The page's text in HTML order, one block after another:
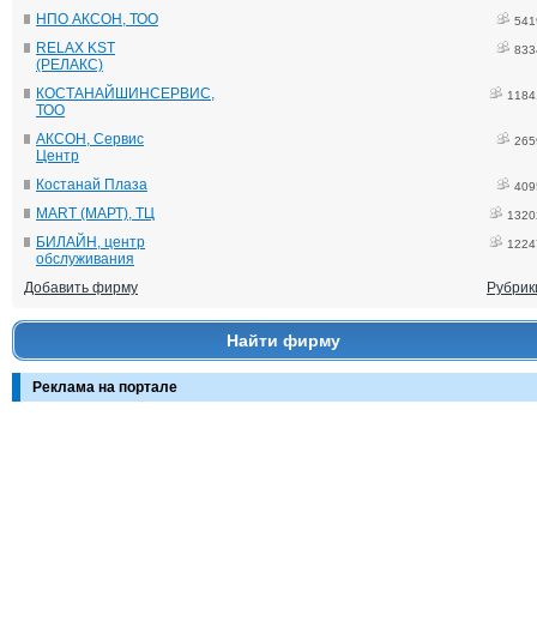
НПО АКСОН, ТОО
RELAX KST
(РЕЛАКС)
КОСТАНАЙШИНСЕРВИС,
ТОО
АКСОН, Сервис
Центр
Костанай Плаза
MART (МАРТ), ТЦ
БИЛАЙН, центр
обслуживания
Добавить фирму
Найти фирму
Реклама на портале